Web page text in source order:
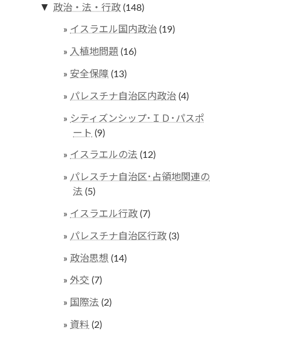
▼ 政治・法・行政 (148)
イスラエル国内政治 (19)
入植地問題 (16)
安全保障 (13)
パレスチナ自治区内政治 (4)
シティズンシップ･ＩＤ･パスポ
ート (9)
イスラエルの法 (12)
パレスチナ自治区･占領地関連の
法 (5)
イスラエル行政 (7)
パレスチナ自治区行政 (3)
政治思想 (14)
外交 (7)
国際法 (2)
資料 (2)